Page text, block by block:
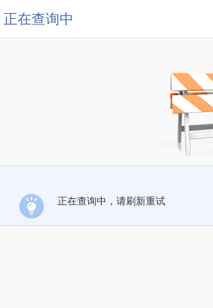
正在查询中
正在查询中，请刷新重试